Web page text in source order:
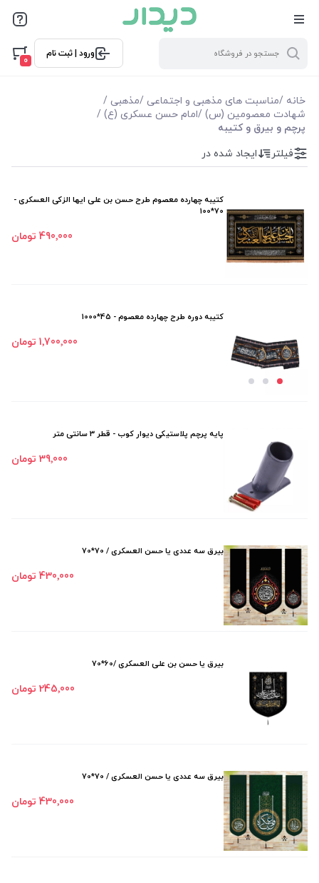
ورود | ثبت نام
0
خانه /مناسبت های مذهبی و اجتماعی /مذهبی /
شهادت معصومین (س) /امام حسن عسکری (ع) /
پرچم و بیرق و کتیبه
فیلتر بر اساس قیمت
فیلترها
نمایش همه محصولات
فیلتر ایجاد شده در
کتیبه چهارده معصوم طرح حسن بن علی ایها الزکی العسکری -
70*100
490٬000 تومان
کتیبه دوره طرح چهارده معصوم - 45*1000
1٬700٬000 تومان
پایه پرچم پلاستیکی دیوار کوب - قطر 3 سانتی متر
39٬000 تومان
بیرق سه عددی یا حسن العسکری / 70*70
430٬000 تومان
بیرق یا حسن بن علی العسکری /60*70
245٬000 تومان
بیرق سه عددی یا حسن العسکری / 70*70
430٬000 تومان